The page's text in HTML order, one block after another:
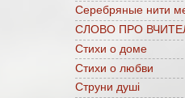
Серебряные нити
СЛОВО ПРО
Стихи о доме
Стихи о любви
Струни душі